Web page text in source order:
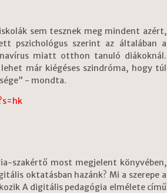
sem tesznek meg mindent azért,
pszichológus szerint az általában a
miatt otthon tanuló diákoknál.
már kiégéses szindróma, hogy túl
- mondta.
szakértő most megjelent könyvében,
oktatásban hazánk? Mi a szerepe a
A digitális pedagógia elmélete című